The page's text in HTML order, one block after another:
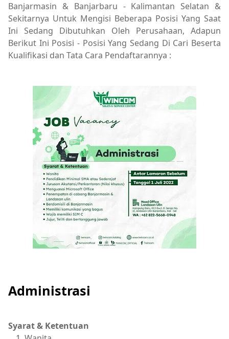
Banjarmasin & Banjarbaru - Kalimantan Selatan &
Sekitarnya Untuk Mengisi Beberapa Posisi Yang Saat
Ini Sedang Dibutuhkan Oleh Perusahaan, Adapun
Berikut Ini Posisi - Posisi Yang Sedang Di Cari Beserta
Kualifikasi dan Tata Cara Pendaftarannya :
Administrasi
Syarat & Ketentuan